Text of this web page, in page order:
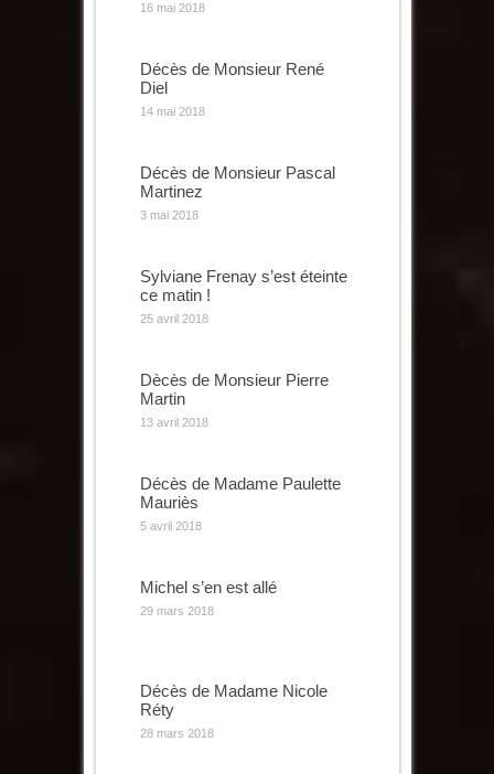
16 mai 2018
Décès de Monsieur René
Diel
14 mai 2018
Décès de Monsieur Pascal
Martinez
3 mai 2018
Sylviane Frenay s’est éteinte
ce matin !
25 avril 2018
Dècès de Monsieur Pierre
Martin
13 avril 2018
Décès de Madame Paulette
Mauriès
5 avril 2018
Michel s’en est allé
29 mars 2018
Décès de Madame Nicole
Réty
28 mars 2018